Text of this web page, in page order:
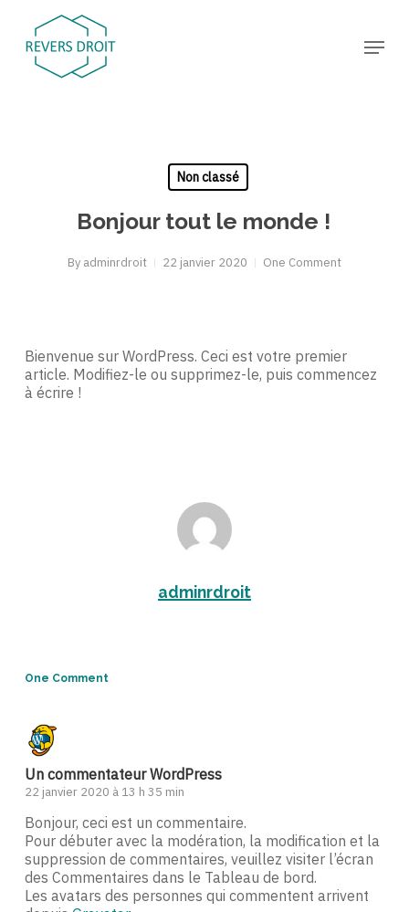
main
content
Menu
Non classé
Bonjour tout le monde !
By adminrdroit 22 janvier 2020 One Comment
Bienvenue sur WordPress. Ceci est votre premier
article. Modifiez-le ou supprimez-le, puis commencez
à écrire !
adminrdroit
One Comment
Un commentateur WordPress
22 janvier 2020 à 13 h 35 min
Bonjour, ceci est un commentaire.
Pour débuter avec la modération, la modification et la
suppression de commentaires, veuillez visiter l’écran
des Commentaires dans le Tableau de bord.
Les avatars des personnes qui commentent arrivent
Close